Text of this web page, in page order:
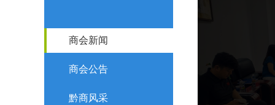
商会新闻
商会公告
黔商风采